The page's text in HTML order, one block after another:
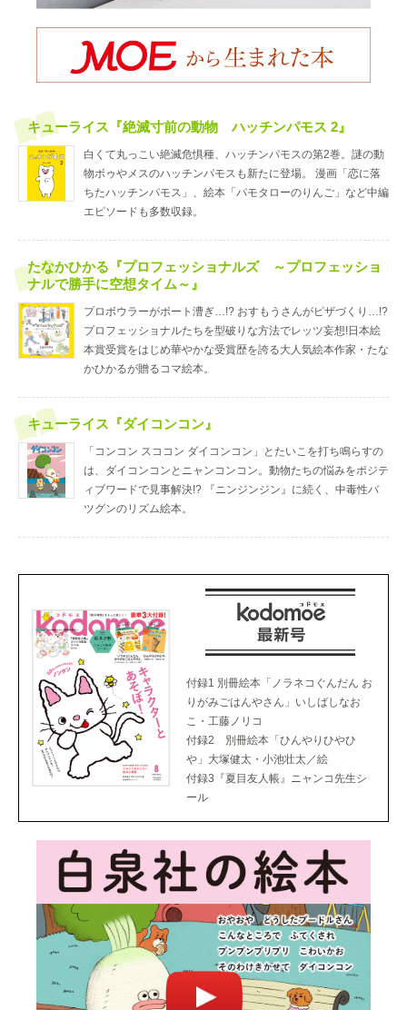
キューライス『絶滅寸前の動物 ハッチンパモス 2』
白くて丸っこい絶滅危惧種、ハッチンパモスの第2巻。謎の動
物ボゥやメスのハッチンパモスも新たに登場。 漫画「恋に落
ちたハッチンパモス」、絵本「パモタローのりんご」など中編
エピソードも多数収録。
たなかひかる『プロフェッショナルズ ～プロフェッショ
ナルで勝手に空想タイム～』
プロボウラーがボート漕ぎ…!? おすもうさんがピザづくり…!?
プロフェッショナルたちを型破りな方法でレッツ妄想!日本絵
本賞受賞をはじめ華やかな受賞歴を誇る大人気絵本作家・たな
かひかるが贈るコマ絵本。
キューライス『ダイコンコン』
「コンコン スココン ダイコンコン」とたいこを打ち鳴らすの
は、ダイコンコンとニャンコンコン。動物たちの悩みをポジテ
ィブワードで見事解決!? 『ニンジンジン』に続く、中毒性バ
ツグンのリズム絵本。
付録1 別冊絵本「ノラネコぐんだん お
りがみごはんやさん」いしばしなお
こ・工藤ノリコ
付録2 別冊絵本「ひんやりひやひ
や」大塚健太・小池壮太／絵
付録3『夏目友人帳』ニャンコ先生シ
ール